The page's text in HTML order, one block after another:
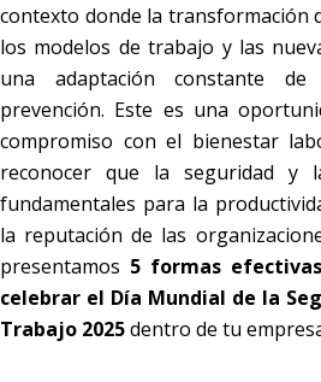
contexto donde la transformación
los modelos de trabajo y las
una adaptación constante
prevención. Este es una
compromiso con el bienestar
reconocer que la seguridad y
fundamentales para la
la reputación de las
presentamos 5 formas
celebrar el Día Mundial de la
Trabajo 2025dentro de tu